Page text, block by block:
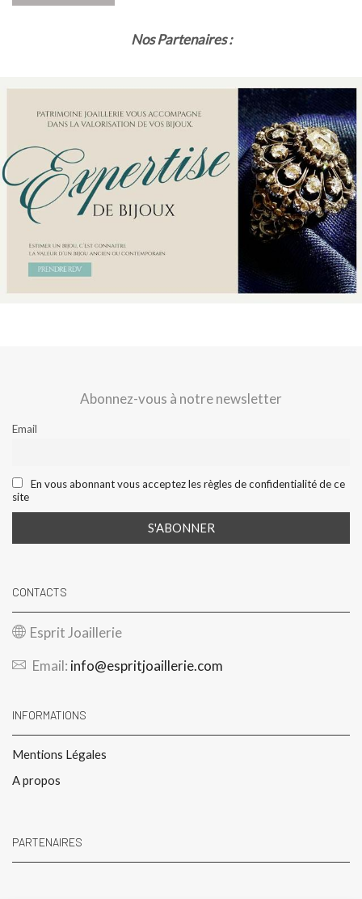
Nos Partenaires :
Abonnez-vous à notre newsletter
Email
En vous abonnant vous acceptez les règles de confidentialité de ce
site
CONTACTS
Esprit Joaillerie
Email: info@espritjoaillerie.com
INFORMATIONS
Mentions Légales
A propos
PARTENAIRES